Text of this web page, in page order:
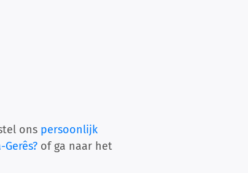
ons persoonlijk
of ga naar het